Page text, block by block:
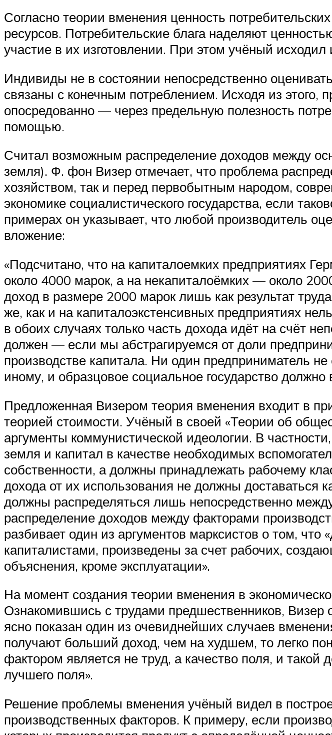
Согласно теории вменения ценность
ресурсов. Потребительские блага наделяют
участие в их изготовлении. При этом учёный исходил
Индивиды не в состоянии непосредственно
связаны с конечным потреблением. Исходя из этого,
опосредованно — через предельную полезность
помощью.
Считал возможным распределение доходов между
земля). Ф. фон Визер отмечает, что проблема
хозяйством, так и перед первобытным народом,
экономике социалистического государства, если
примерах он указывает, что любой производитель
вложение:
«Подсчитано, что на капиталоемких предприятиях
около 4000 марок, а на некапиталоёмких — около
доход в размере 2000 марок лишь как результат
же, как и на капиталоэкстенсивных предприятиях
в обоих случаях только часть дохода идёт на счёт
должен — если мы абстрагируемся от доли
производстве капитала. Ни один предприниматель
иному, и образцовое социальное государство
Предложенная Визером теория вменения входит в
теорией стоимости. Учёный в своей «Теории об
аргументы коммунистической идеологии. В
земля и капитал в качестве необходимых
собственности, а должны принадлежать рабочему
дохода от их использования не должны доставаться
должны распределяться лишь непосредственно
распределение доходов между факторами
разбивает один из аргументов марксистов о том,
капиталистами, произведены за счет рабочих,
объяснения, кроме эксплуатации».
На момент создания теории вменения в
Ознакомившись с трудами предшественников,
ясно показан один из очевиднейших случаев
получают больший доход, чем на худшем, то легко
фактором является не труд, а качество поля, и
лучшего поля».
Решение проблемы вменения учёный видел в
производственных факторов. К примеру, если